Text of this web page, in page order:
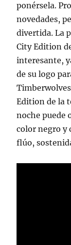
ponérsela.
novedades,
divertida. La
City Edition
interesante,
de su logo
Edition de la
noche puede
color negro y
flúo,